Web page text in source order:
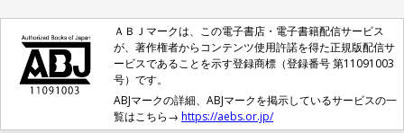
ＡＢＪマークは、この電子書店・電子書籍配信サービス
が、著作権者からコンテンツ使用許諾を得た正規版配信サ
ービスであることを示す登録商標（登録番号 第11091003
号）です。
ABJマークの詳細、ABJマークを掲示しているサービスの一
覧はこちら→ https://aebs.or.jp/